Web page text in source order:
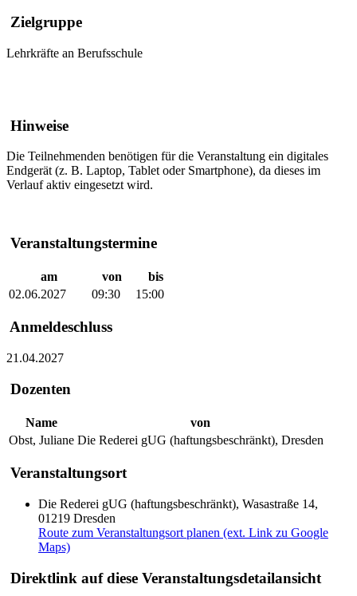
Zielgruppe
Lehrkräfte an Berufsschule
Hinweise
Die Teilnehmenden benötigen für die Veranstaltung ein digitales
Endgerät (z. B. Laptop, Tablet oder Smartphone), da dieses im
Verlauf aktiv eingesetzt wird.
Veranstaltungstermine
am von
bis
02.06.2027
09:30 15:00
Anmeldeschluss
21.04.2027
Dozenten
Name
von
Obst, Juliane Die Rederei gUG (haftungsbeschränkt), Dresden
Veranstaltungsort
Die Rederei gUG (haftungsbeschränkt), Wasastraße 14,
01219 Dresden
Route zum Veranstaltungsort planen (ext. Link zu Google
Maps)
Direktlink auf diese Veranstaltungsdetailansicht